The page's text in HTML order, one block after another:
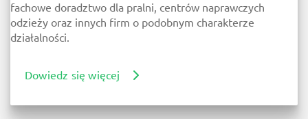
fachowe doradztwo dla pralni, centrów naprawczych
odzieży oraz innych firm o podobnym charakterze
działalności.
Dowiedz się więcej